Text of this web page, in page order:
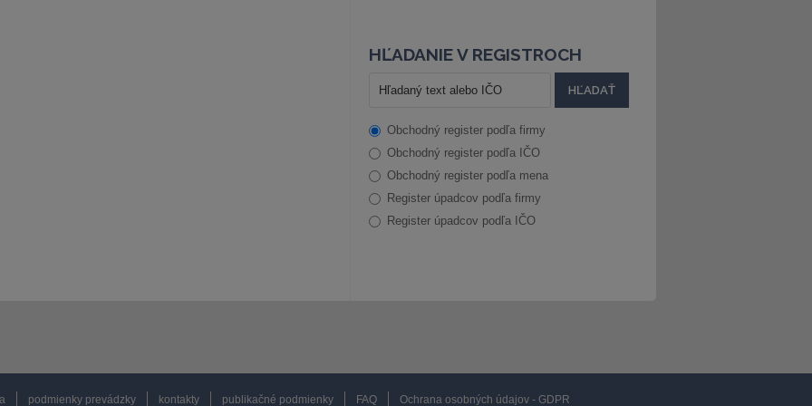
HĽADANIE V REGISTROCH
Obchodný register podľa firmy
Obchodný register podľa IČO
Obchodný register podľa mena
Register úpadcov podľa firmy
Register úpadcov podľa IČO
podmienky prevádzky kontakty publikačné podmienky FAQ Ochrana osobných údajov - GDPR